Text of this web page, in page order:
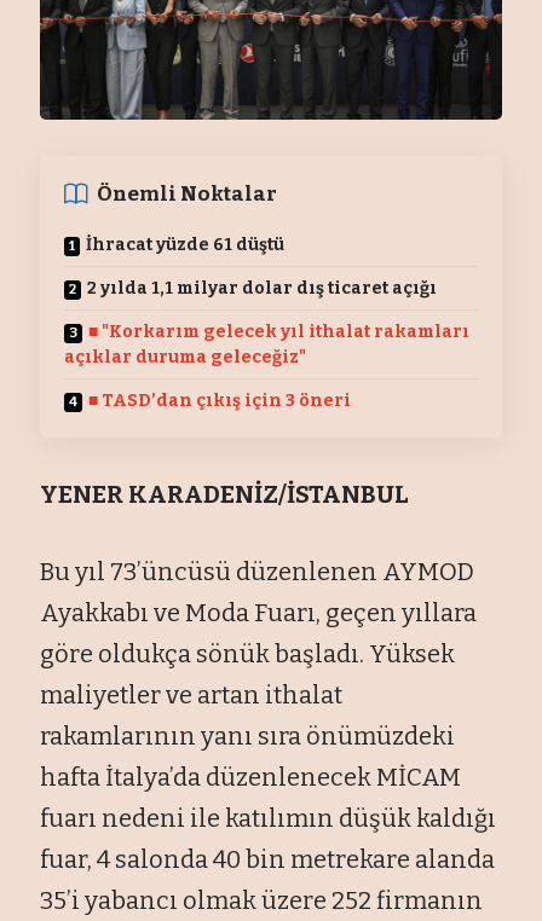
Önemli Noktalar
İhracat yüzde 61 düştü
2 yılda 1,1 milyar dolar dış ticaret açığı
■ "Korkarım gelecek yıl ithalat rakamları
açıklar duruma geleceğiz"
■ TASD’dan çıkış için 3 öneri
YENER KARADENİZ/İSTANBUL
Bu yıl 73’üncüsü düzenlenen AYMOD
Ayakkabı ve Moda Fuarı, geçen yıllara
göre oldukça sönük başladı. Yüksek
maliyetler ve artan ithalat
rakamlarının yanı sıra önümüzdeki
hafta İtalya’da düzenlenecek MİCAM
fuarı nedeni ile katılımın düşük kaldığı
fuar, 4 salonda 40 bin metrekare alanda
35’i yabancı olmak üzere 252 firmanın